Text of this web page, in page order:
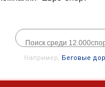
Например, Беговые